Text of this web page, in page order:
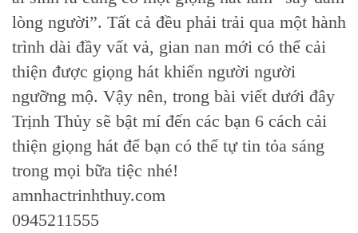
lòng người”. Tất cả đều phải trải qua một hành
trình dài đầy vất vả, gian nan mới có thể cải
thiện được giọng hát khiến người người
ngưỡng mộ. Vậy nên, trong bài viết dưới đây
Trịnh Thủy sẽ bật mí đến các bạn 6 cách cải
thiện giọng hát để bạn có thể tự tin tỏa sáng
trong mọi bữa tiệc nhé!
amnhactrinhthuy.com
0945211555